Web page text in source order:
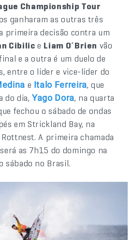
Championship Tour
ganharam as outras três
primeira decisão contra um
Cibilic e Liam O´Brien vão
e a outra é um duelo de
entre o líder e vice-líder do
e Italo Ferreira, que
do dia,Yago Dora, na quarta
fechou o sábado de ondas
em Strickland Bay, na
A primeira chamada
as 7h15 do domingo na
sábado no Brasil.